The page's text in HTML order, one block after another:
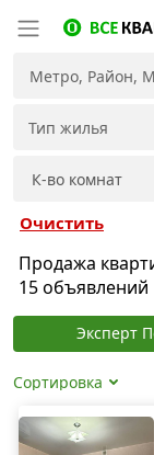
Очистить
Продажа
15 объявлений
Эксперт
Сортировка